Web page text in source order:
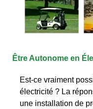
Être Autonome en
Est-ce vraiment
électricité ? La
une installation de